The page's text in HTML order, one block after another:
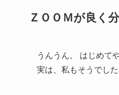
ＺＯＯＭが良く
うんうん。 はじめて
実は、私もそうでした